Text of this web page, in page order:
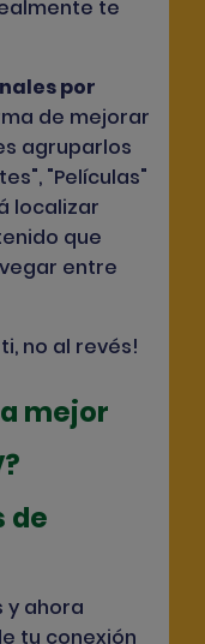
te
por
de mejorar
agruparlos
", "Películas"
localizar
que
entre
no al revés!
mejor
de
y ahora
tu conexión